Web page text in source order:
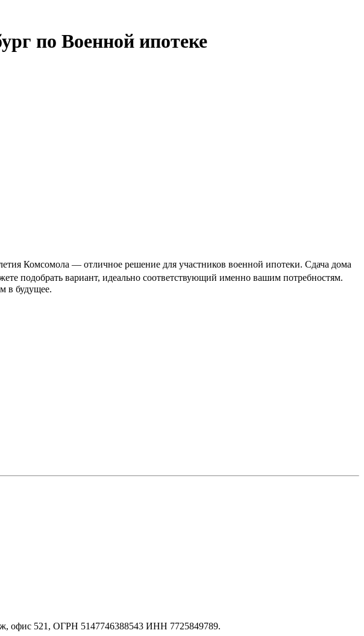
по Военной ипотеке
Комсомола — отличное решение для участников военной ипотеки. Сдача дома
подобрать вариант, идеально соответствующий именно вашим потребностям.
в будущее.
офис 521, ОГРН 5147746388543 ИНН 7725849789.